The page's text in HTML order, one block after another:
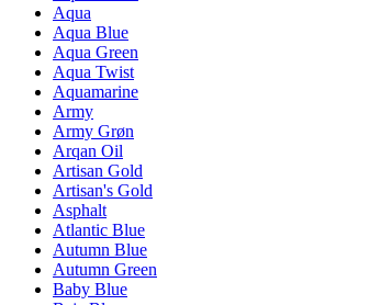
Aqua
Aqua Blue
Aqua Green
Aqua Twist
Aquamarine
Army
Army Grøn
Arqan Oil
Artisan Gold
Artisan's Gold
Asphalt
Atlantic Blue
Autumn Blue
Autumn Green
Baby Blue